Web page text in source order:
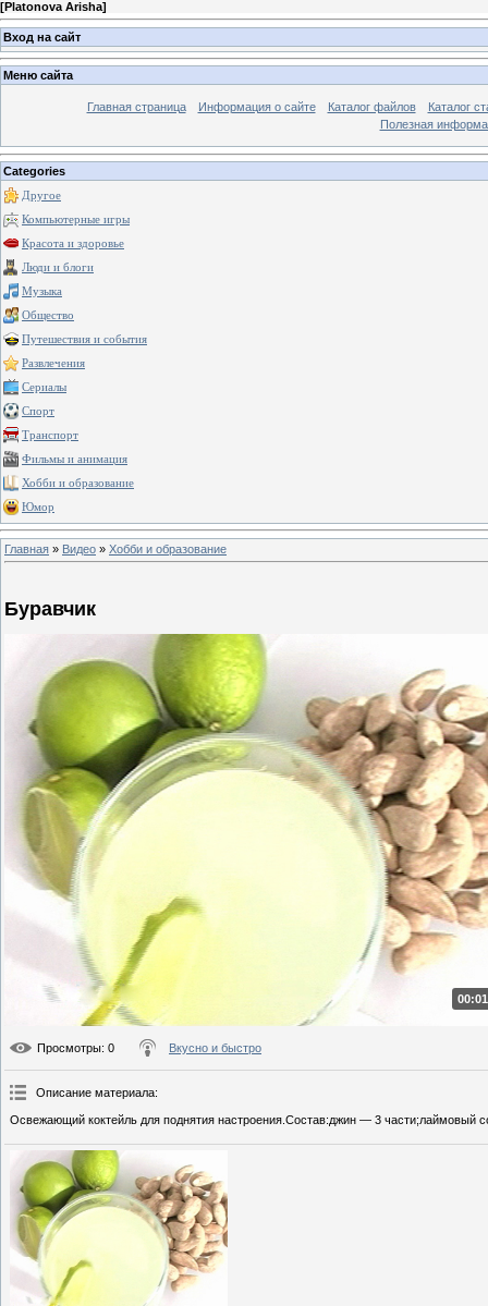
[Platonova Arisha]
Вход на сайт
Меню сайта
Главная страница Информация о сайте Каталог файлов
Каталог
Полезная
Categories
Другое
Компьютерные игры
Красота и здоровье
Люди и блоги
Музыка
Общество
Путешествия и события
Развлечения
Сериалы
Спорт
Транспорт
Фильмы и анимация
Хобби и образование
Юмор
Главная » Видео » Хобби и образование
Буравчик
Просмотры: 0 Вкусно и быстро
Описание материала:
Освежающий коктейль для поднятия настроения.Состав:джин — 3 части;лаймовый